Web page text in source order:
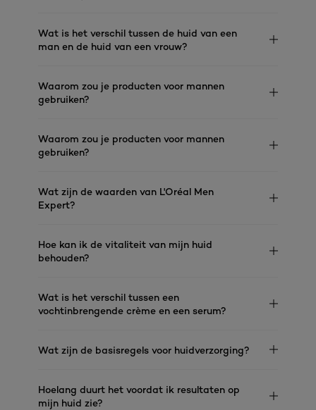
Wat is het verschil tussen de huid van een
man en de huid van een vrouw?
Waarom zou je producten voor mannen
gebruiken?
Waarom zou je producten voor mannen
gebruiken?
Wat zijn de waarden van L'Oréal Men
Expert?
Hoe kan ik de vitaliteit van mijn huid
behouden?
Wat is het verschil tussen een
vochtinbrengende crème en een serum?
Wat zijn de basisregels voor huidverzorging?
Hoelang duurt het voordat ik resultaten op
mijn huid zie?